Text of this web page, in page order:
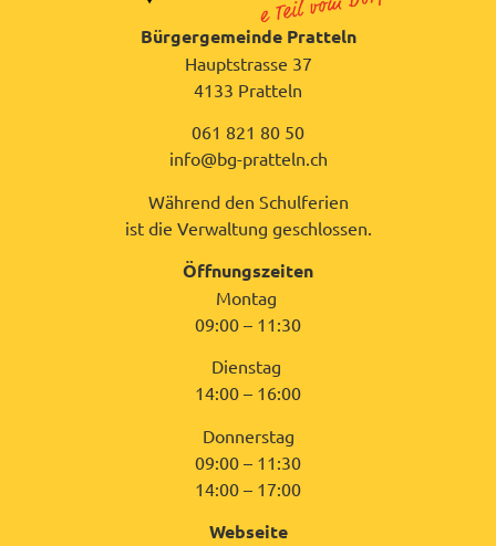
Bürgergemeinde Pratteln
Hauptstrasse 37
4133 Pratteln
061 821 80 50
info@bg-pratteln.ch
Während den Schulferien
ist die Verwaltung geschlossen.
Öffnungszeiten
Montag
09:00 – 11:30
Dienstag
14:00 – 16:00
Donnerstag
09:00 – 11:30
14:00 – 17:00
Webseite